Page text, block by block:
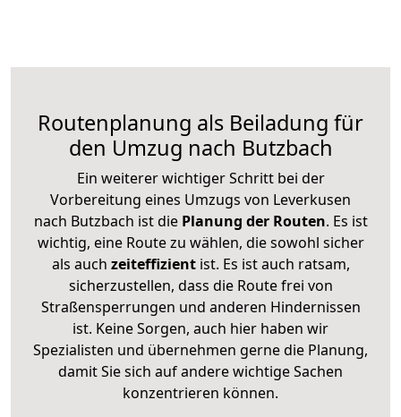
Routenplanung als Beiladung für
den Umzug nach Butzbach
Ein weiterer wichtiger Schritt bei der
Vorbereitung eines Umzugs von Leverkusen
nach Butzbach ist diePlanung der Routen. Es ist
wichtig, eine Route zu wählen, die sowohl sicher
als auch zeiteffizientist. Es ist auch ratsam,
sicherzustellen, dass die Route frei von
Straßensperrungen und anderen Hindernissen
ist. Keine Sorgen, auch hier haben wir
Spezialisten und übernehmen gerne die Planung,
damit Sie sich auf andere wichtige Sachen
konzentrieren können.